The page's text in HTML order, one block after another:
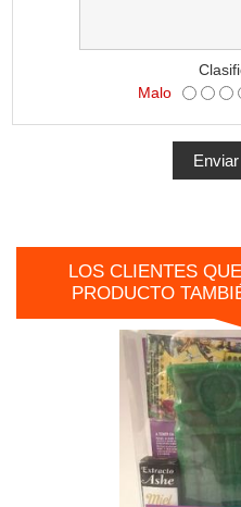
Malo
LOS CLIENTES
PRODUCTO